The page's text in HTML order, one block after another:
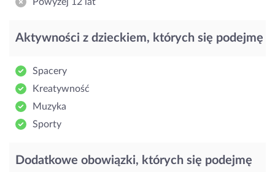
Aktywności z dzieckiem, których się podejmę
Spacery
Kreatywność
Muzyka
Sporty
Dodatkowe obowiązki, których się podejmę